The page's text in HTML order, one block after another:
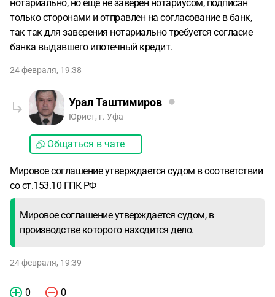
нотариально, но еще не заверен нотариусом, подписан
только сторонами и отправлен на согласование в банк,
так так для заверения нотариально требуется согласие
банка выдавшего ипотечный кредит.
24 февраля, 19:38
Урал Таштимиров
Юрист, г. Уфа
Общаться в чате
Мировое соглашение утверждается судом в соответствии
со ст.153.10 ГПК РФ
Мировое соглашение утверждается судом, в
производстве которого находится дело.
24 февраля, 19:39
0 0